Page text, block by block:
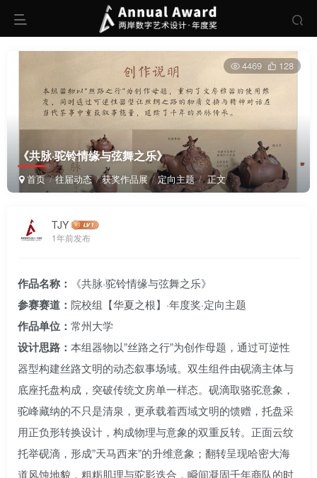
《共脉·驼铃情缘与弦舞之乐》
首页 往届动态 获奖作品展 定向主题 正文
4469 128
TJY
1年前发布
作品名称： 《共脉·驼铃情缘与弦舞之乐》
参赛赛道： 院校组【华夏之根】·年度奖·定向主题
作品单位： 常州大学
设计思路： 本组器物以”丝路之行”为创作母题，通过可逆性
器型构建丝路文明的动态叙事场域。双生组件由砚滴主体与
底座托盘构成，突破传统文房单一样态。砚滴取骆驼意象，
驼峰藏纳的不只是清泉，更承载着西域文明的馈赠，托盘采
用正负形转换设计，构成物理与意象的双重反转。正面云纹
托举砚滴，形成”天马西来”的升维意象；翻转呈现哈密大海
道风蚀地貌，粗粝肌理与驼影迭合，瞬间凝固千年商队的时